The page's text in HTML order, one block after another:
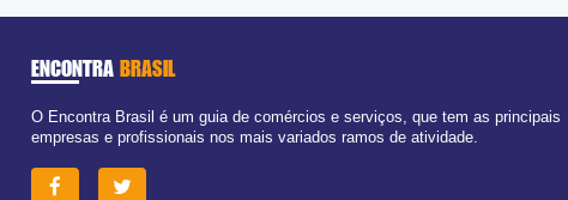
ENCONTRA BRASIL
O Encontra Brasil é um guia de comércios e serviços, que tem as principais
empresas e profissionais nos mais variados ramos de atividade.